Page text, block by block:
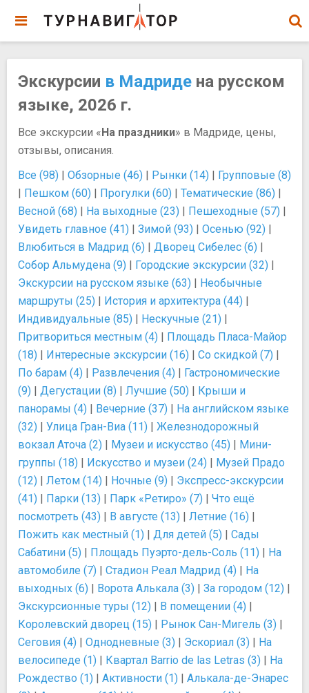
Экскурсии в Мадриде на русском
языке, 2026 г.
Все экскурсии «На праздники» в Мадриде, цены,
отзывы, описания.
Все (98) | Обзорные (46) | Рынки (14) | Групповые (8)
| Пешком (60) | Прогулки (60) | Тематические (86) |
Весной (68) | На выходные (23) | Пешеходные (57) |
Увидеть главное (41) | Зимой (93) | Осенью (92) |
Влюбиться в Мадрид (6) | Дворец Сибелес (6) |
Собор Альмудена (9) | Городские экскурсии (32) |
Экскурсии на русском языке (63) | Необычные
маршруты (25) | История и архитектура (44) |
Индивидуальные (85) | Нескучные (21) |
Притвориться местным (4) | Площадь Пласа-Майор
(18) | Интересные экскурсии (16) | Со скидкой (7) |
По барам (4) | Развлечения (4) | Гастрономические
(9) | Дегустации (8) | Лучшие (50) | Крыши и
панорамы (4) | Вечерние (37) | На английском языке
(32) | Улица Гран-Виа (11) | Железнодорожный
вокзал Аточа (2) | Музеи и искусство (45) | Мини-
группы (18) | Искусство и музеи (24) | Музей Прадо
(12) | Летом (14) | Ночные (9) | Экспресс-экскурсии
(41) | Парки (13) | Парк «Ретиро» (7) | Что ещё
посмотреть (43) | В августе (13) | Летние (16) |
Пожить как местный (1) | Для детей (5) | Сады
Сабатини (5) | Площадь Пуэрто-дель-Соль (11) | На
автомобиле (7) | Стадион Реал Мадрид (4) | На
выходных (6) | Ворота Алькала (3) | За городом (12) |
Экскурсионные туры (12) | В помещении (4) |
Королевский дворец (15) | Рынок Сан-Мигель (3) |
Сеговия (4) | Однодневные (3) | Эскориал (3) | На
велосипеде (1) | Квартал Barrio de las Letras (3) | На
Рождество (1) | Активности (1) | Алькала-де-Энарес